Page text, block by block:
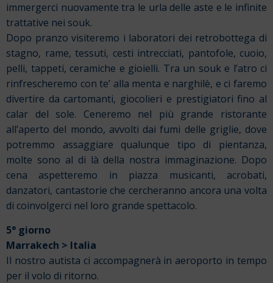
immergerci nuovamente tra le urla delle aste e le infinite
trattative nei souk.
Dopo pranzo visiteremo i laboratori dei retrobottega di
stagno, rame, tessuti, cesti intrecciati, pantofole, cuoio,
pelli, tappeti, ceramiche e gioielli. Tra un souk e l’atro ci
rinfrescheremo con te’ alla menta e narghilè, e ci faremo
divertire da cartomanti, giocolieri e prestigiatori fino al
calar del sole. Ceneremo nel più grande ristorante
all’aperto del mondo, avvolti dai fumi delle griglie, dove
potremmo assaggiare qualunque tipo di pientanza,
molte sono al di là della nostra immaginazione. Dopo
cena aspetteremo in piazza musicanti, acrobati,
danzatori, cantastorie che cercheranno ancora una volta
di coinvolgerci nel loro grande spettacolo.
5° giorno
Marrakech > Italia
Il nostro autista ci accompagnerà in aeroporto in tempo
per il volo di ritorno.